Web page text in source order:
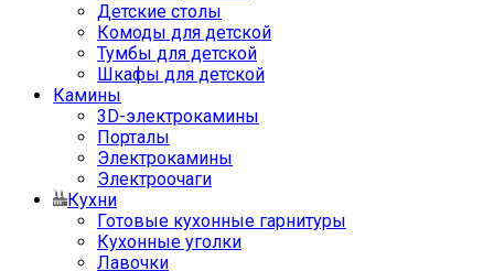
Детские столы
Комоды для детской
Тумбы для детской
Шкафы для детской
Камины
3D-электрокамины
Порталы
Электрокамины
Электроочаги
Кухни
Готовые кухонные гарнитуры
Кухонные уголки
Лавочки